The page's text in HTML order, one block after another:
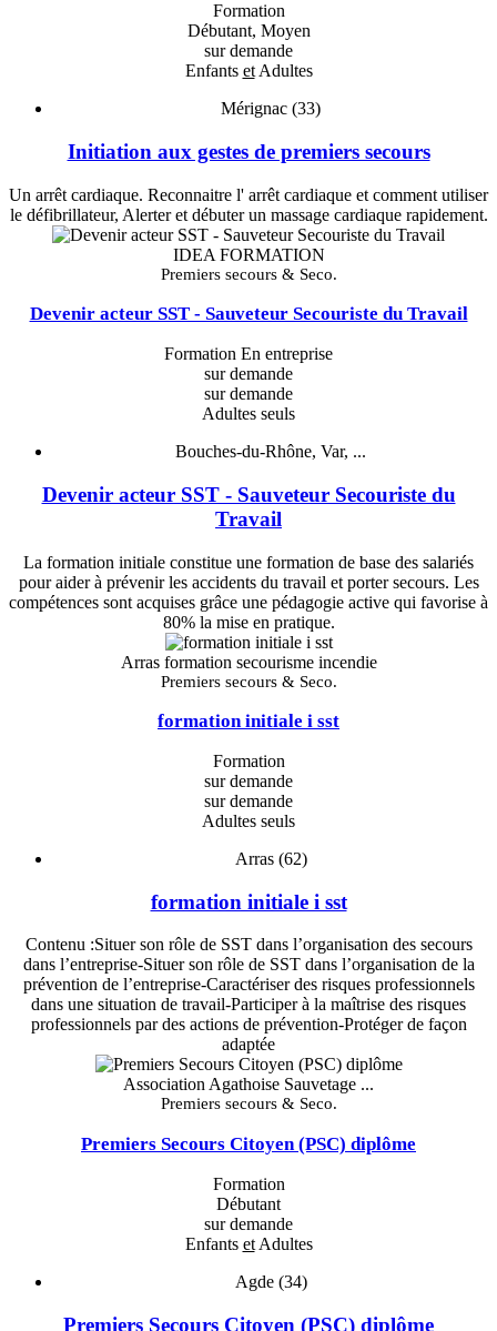
Formation
Débutant, Moyen
sur demande
Enfants etAdultes
Mérignac (33)
Initiation aux gestes de premiers secours
Un arrêt cardiaque. Reconnaitre l' arrêt cardiaque et comment utiliser
le défibrillateur, Alerter et débuter un massage cardiaque rapidement.
IDEA FORMATION
Premiers secours & Seco.
Devenir acteur SST - Sauveteur Secouriste du Travail
Formation En entreprise
sur demande
sur demande
Adultes seuls
Bouches-du-Rhône, Var, ...
Devenir acteur SST - Sauveteur Secouriste du
Travail
La formation initiale constitue une formation de base des salariés
pour aider à prévenir les accidents du travail et porter secours. Les
compétences sont acquises grâce une pédagogie active qui favorise à
80% la mise en pratique.
Arras formation secourisme incendie
Premiers secours & Seco.
formation initiale i sst
Formation
sur demande
sur demande
Adultes seuls
Arras (62)
formation initiale i sst
Contenu :Situer son rôle de SST dans l’organisation des secours
dans l’entreprise-Situer son rôle de SST dans l’organisation de la
prévention de l’entreprise-Caractériser des risques professionnels
dans une situation de travail-Participer à la maîtrise des risques
professionnels par des actions de prévention-Protéger de façon
adaptée
Association Agathoise Sauvetage ...
Premiers secours & Seco.
Premiers Secours Citoyen (PSC) diplôme
Formation
Débutant
sur demande
Enfants etAdultes
Agde (34)
Premiers Secours Citoyen (PSC) diplôme